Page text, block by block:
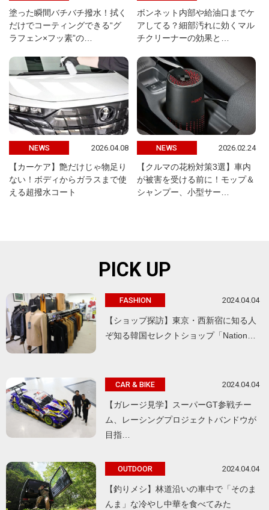
塗った瞬間バチバチ撥水！拭く
だけでコーティングできる“グ
ラフェン×フッ素”の…
ボンネット内部や給油口までケ
アしてる？細部汚れに効くマル
チクリーナーの効果と…
NEWS 2026.04.08
【カーケア】艶だけじゃ物足り
ない！ボディからガラスまで使
える超撥水コート
NEWS 2026.02.24
【クルマの花粉対策3選】車内
が被害を受ける前に！モップ＆
シャンプー、小型サー…
PICK UP
FASHION 2024.04.04
【ショップ探訪】東京・西新宿に知る人
ぞ知る韓国セレクトショップ「Nation…
CAR & BIKE 2024.04.04
【ガレージ見学】スーパーGT参戦チー
ム、レーシングプロジェクトバンドウが
目指…
OUTDOOR 2024.04.04
【釣りメシ】林道沿いの車中で「そのま
んま」な冷やし中華を食べてみた